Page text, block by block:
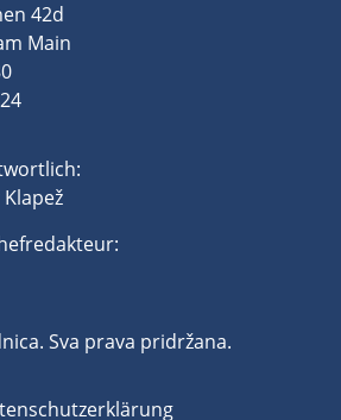
42d
Main
Sva prava pridržana.